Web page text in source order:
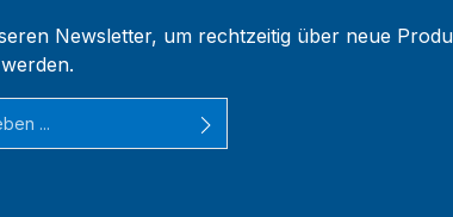
Newsletter, um rechtzeitig über neue